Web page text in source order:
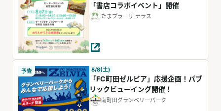
「書店コラボイベント」開催
たまプラーザ テラス
予告 8/8(土)
「FC町田ゼルビア」応援企画！パブ
リックビューイング開催！
南町田グランベリーパーク